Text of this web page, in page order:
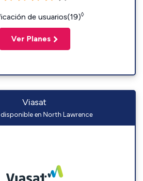
de usuarios(19)◊
Ver Planes
Viasat
en North Lawrence